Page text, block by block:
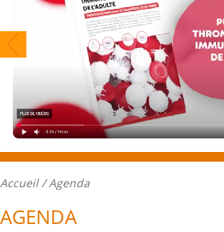
Accueil/ Agenda
AGENDA